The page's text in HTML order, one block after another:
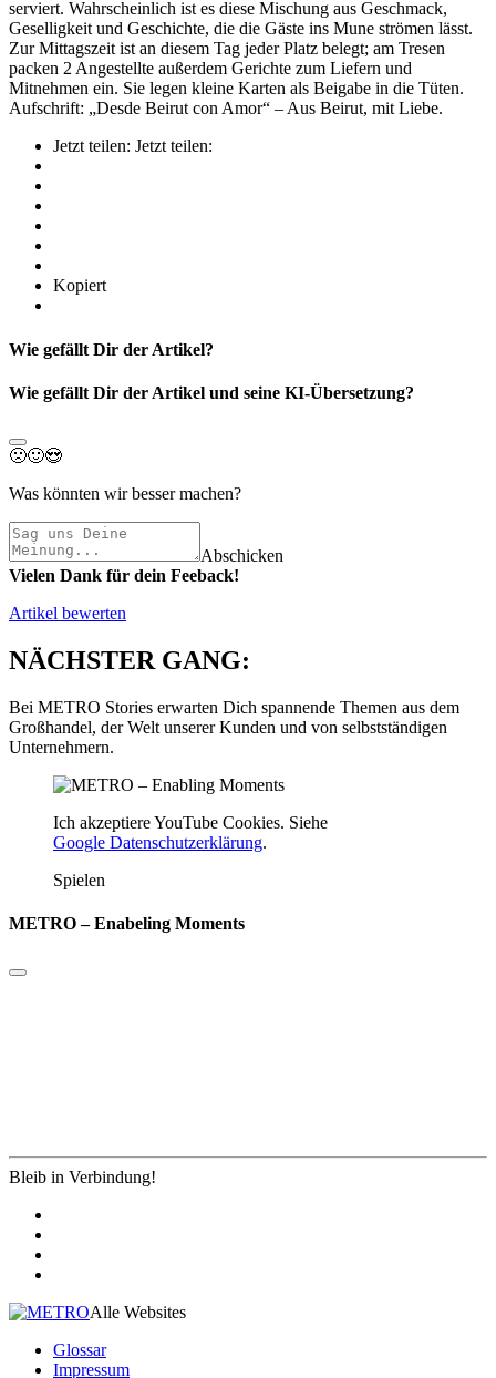
serviert. Wahrscheinlich ist es diese Mischung aus Geschmack,
Geselligkeit und Geschichte, die die Gäste ins Mune strömen lässt.
Zur Mittagszeit ist an diesem Tag jeder Platz belegt; am Tresen
packen 2 Angestellte außerdem Gerichte zum Liefern und
Mitnehmen ein. Sie legen kleine Karten als Beigabe in die Tüten.
Aufschrift: „Desde Beirut con Amor“ – Aus Beirut, mit Liebe.
Jetzt teilen: Jetzt teilen:
Kopiert
Wie gefällt Dir der Artikel?
Wie gefällt Dir der Artikel und seine KI-Übersetzung?
🙁🙂😍
Was könnten wir besser machen?
Abschicken
Vielen Dank für dein Feeback!
Artikel bewerten
NÄCHSTER GANG:
Bei METRO Stories erwarten Dich spannende Themen aus dem
Großhandel, der Welt unserer Kunden und von selbstständigen
Unternehmern.
Ich akzeptiere YouTube Cookies. Siehe
Google Datenschutzerklärung.
Spielen
METRO – Enabeling Moments
Bleib in Verbindung!
Alle Websites
Glossar
Impressum